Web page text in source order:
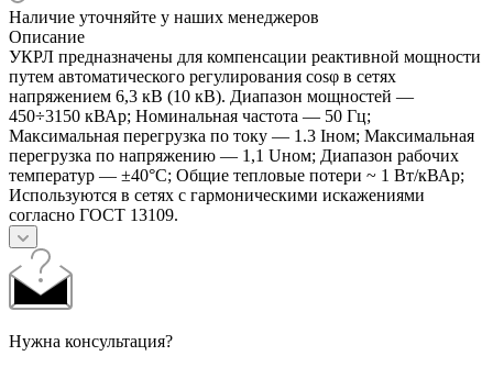
Наличие уточняйте у наших менеджеров
Описание
УКРЛ предназначены для компенсации реактивной мощности
путем автоматического регулирования cosφ в сетях
напряжением 6,3 кВ (10 кВ). Диапазон мощностей —
450÷3150 кВАр; Номинальная частота — 50 Гц;
Максимальная перегрузка по току — 1.3 Iном; Максимальная
перегрузка по напряжению — 1,1 Uном; Диапазон рабочих
температур — ±40°С; Общие тепловые потери ~ 1 Вт/кВАр;
Используются в сетях с гармоническими искажениями
согласно ГОСТ 13109.
Нужна консультация?